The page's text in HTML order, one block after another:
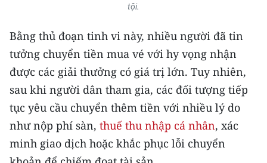
NHÂN DÂN CUỐI TUẦN
NHÂN DÂN HẰNG THÁNG
MUA BÁO
ĐỌC BÁO IN
tội.
Bằng thủ đoạn tinh vi này, nhiều người đã tin
tưởng chuyển tiền mua vé với hy vọng nhận
được các giải thưởng có giá trị lớn. Tuy nhiên,
sau khi người dân tham gia, các đối tượng tiếp
tục yêu cầu chuyển thêm tiền với nhiều lý do
như nộp phí sàn, thuế thu nhập cá nhân, xác
minh giao dịch hoặc khắc phục lỗi chuyển